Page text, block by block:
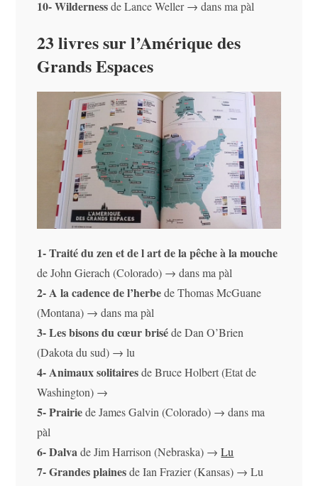
10- Wildernessde Lance Weller → dans ma pàl
23 livres sur l’Amérique des
Grands Espaces
1- Traité du zen et de l art de la pêche à la mouche
de John Gierach (Colorado) → dans ma pàl
2- A la cadence de l’herbede Thomas McGuane
(Montana) → dans ma pàl
3- Les bisons du cœur briséde Dan O’Brien
(Dakota du sud) → lu
4- Animaux solitairesde Bruce Holbert (Etat de
Washington) →
5- Prairiede James Galvin (Colorado) → dans ma
pàl
6- Dalvade Jim Harrison (Nebraska) →Lu
7- Grandes plainesde Ian Frazier (Kansas) → Lu